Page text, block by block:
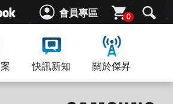
會員專區 0
快訊新知 關於傑昇